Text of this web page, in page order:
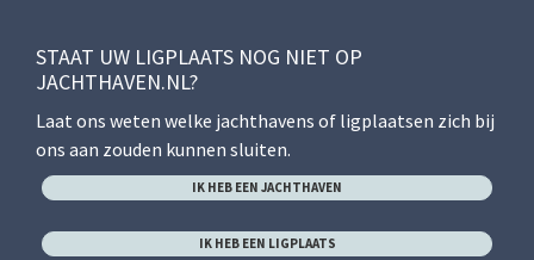
STAAT UW LIGPLAATS NOG NIET OP
JACHTHAVEN.NL?
Laat ons weten welke jachthavens of ligplaatsen zich bij
ons aan zouden kunnen sluiten.
IK HEB EEN JACHTHAVEN
IK HEB EEN LIGPLAATS